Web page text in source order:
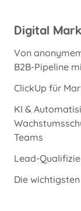
Digital
Von
B2B-Pipeline
ClickUp für
KI &
Teams
Lead-
Die